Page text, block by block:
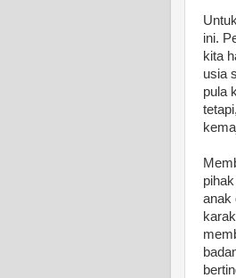
ini.
kita
usia
pula
anak